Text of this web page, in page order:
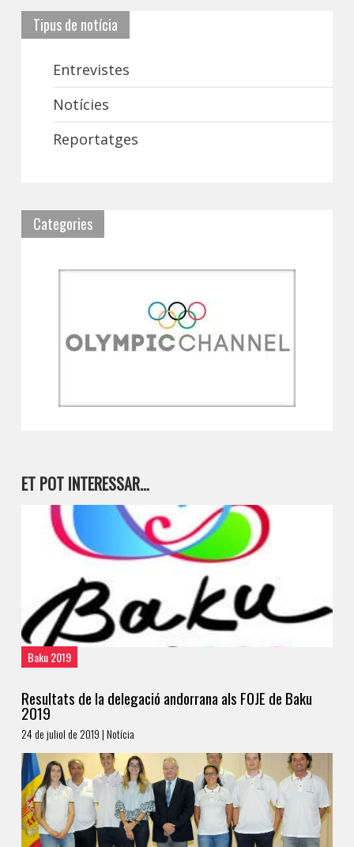
Tipus de notícia
Entrevistes
Notícies
Reportatges
Categories
ET POT INTERESSAR…
Baku 2019
Resultats de la delegació andorrana als FOJE de Baku
2019
24 de juliol de 2019 | Notícia